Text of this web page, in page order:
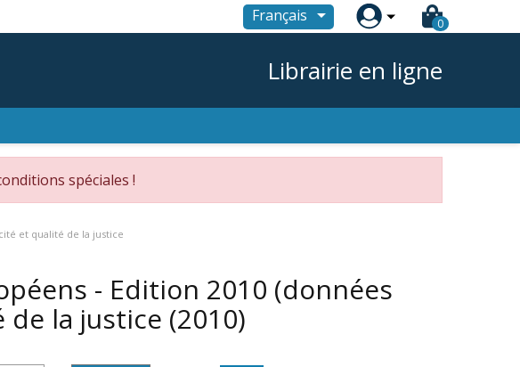
Français  0
Librairie en ligne
spéciales !
et qualité de la justice
- Edition 2010 (données
de la justice (2010)